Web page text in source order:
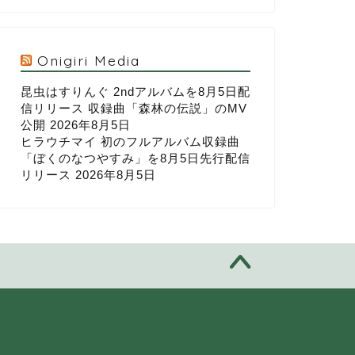
Onigiri Media
昆虫はすりんぐ 2ndアルバムを8月5日配
信リリース 収録曲「森林の伝説」のMV
公開 2026年8月5日
ヒラウチマイ 初のフルアルバム収録曲
「ぼくのなつやすみ」を8月5日先行配信
リリース 2026年8月5日